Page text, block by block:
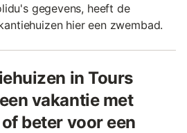
gegevens, heeft de
hier een zwembad.
in Tours
vakantie met
beter voor een